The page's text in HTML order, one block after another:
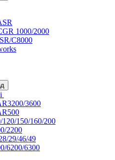
1000/2000
С8000
3600
150/160/200
2200
29/46/49
6200/6300